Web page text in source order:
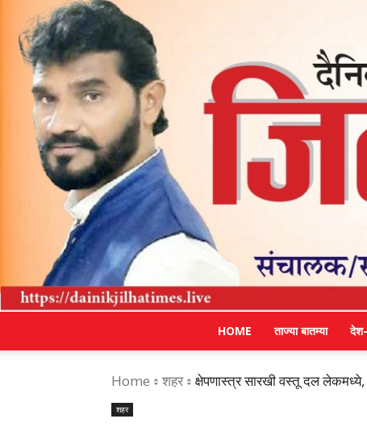
HOME ताज्या बातम्या
Home शहर क्षेपणास्त्र सारखी वस्तू दल
शहर